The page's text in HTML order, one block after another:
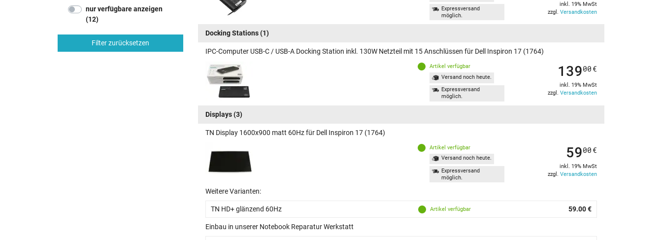
nur verfügbare anzeigen
(12)
Filter zurücksetzen
Expressversand
möglich.
inkl. 19% MwSt
zzgl. Versandkosten
Docking Stations(1)
IPC-Computer USB-C / USB-A Docking Station inkl. 130W Netzteil mit 15 Anschlüssen für Dell Inspiron 17 (1764)
Artikel verfügbar
Versand noch heute.
Expressversand
möglich.
13900 €
inkl. 19% MwSt
zzgl. Versandkosten
Displays(3)
TN Display 1600x900 matt 60Hz für Dell Inspiron 17 (1764)
Artikel verfügbar
Versand noch heute.
Expressversand
möglich.
5900 €
inkl. 19% MwSt
zzgl. Versandkosten
Weitere Varianten:
TN HD+ glänzend 60Hz Artikel verfügbar 59.00 €
Einbau in unserer Notebook Reparatur Werkstatt